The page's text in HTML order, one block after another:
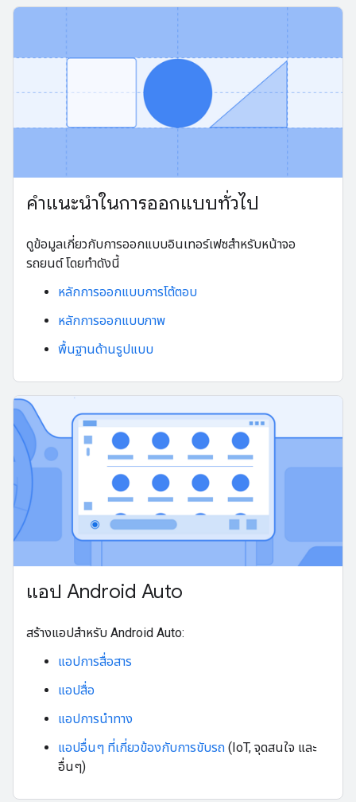
คำแนะนำในการออกแบบทั่วไป
ดูข้อมูลเกี่ยวกับการออกแบบอินเทอร์เฟซสําหรับหน้าจอ
รถยนต์ โดยทําดังนี้
หลักการออกแบบการโต้ตอบ
หลักการออกแบบภาพ
พื้นฐานด้านรูปแบบ
แอป Android Auto
สร้างแอปสําหรับ Android Auto:
แอปการสื่อสาร
แอปสื่อ
แอปการนําทาง
แอปอื่นๆ ที่เกี่ยวข้องกับการขับรถ (IoT, จุดสนใจ และ
อื่นๆ)